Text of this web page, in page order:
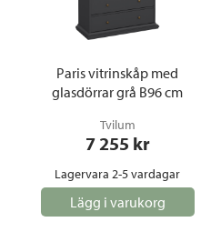
Paris vitrinskåp med
glasdörrar grå B96 cm
Tvilum
7 255 kr
Lagervara 2-5 vardagar
Lägg i varukorg